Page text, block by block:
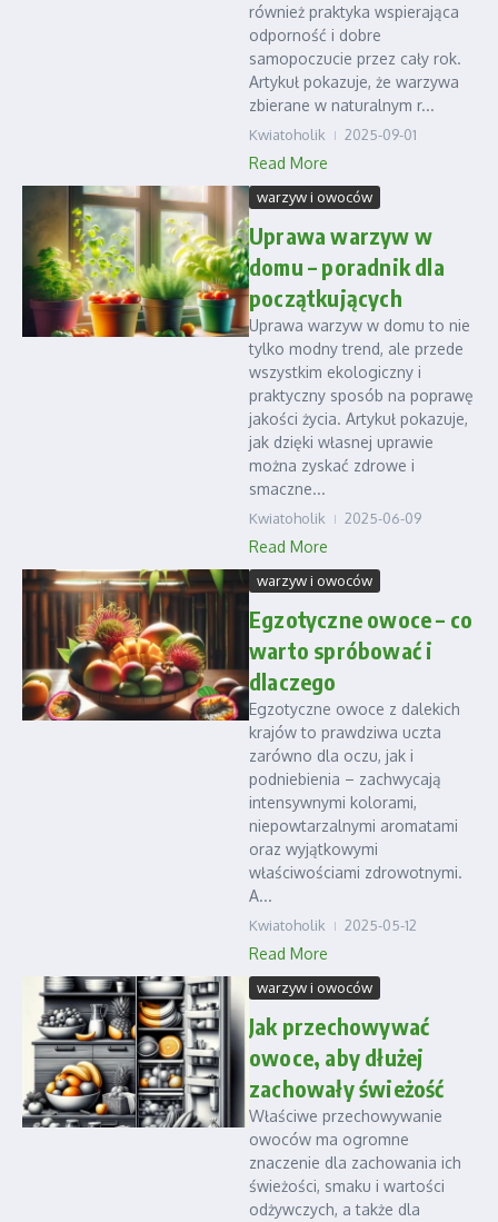
również praktyka wspierająca
odporność i dobre
samopoczucie przez cały rok.
Artykuł pokazuje, że warzywa
zbierane w naturalnym r...
Kwiatoholik 2025-09-01
Read More
warzyw i owoców
Uprawa warzyw w
domu – poradnik dla
początkujących
Uprawa warzyw w domu to nie
tylko modny trend, ale przede
wszystkim ekologiczny i
praktyczny sposób na poprawę
jakości życia. Artykuł pokazuje,
jak dzięki własnej uprawie
można zyskać zdrowe i
smaczne...
Kwiatoholik 2025-06-09
Read More
warzyw i owoców
Egzotyczne owoce – co
warto spróbować i
dlaczego
Egzotyczne owoce z dalekich
krajów to prawdziwa uczta
zarówno dla oczu, jak i
podniebienia – zachwycają
intensywnymi kolorami,
niepowtarzalnymi aromatami
oraz wyjątkowymi
właściwościami zdrowotnymi.
A...
Kwiatoholik 2025-05-12
Read More
warzyw i owoców
Jak przechowywać
owoce, aby dłużej
zachowały świeżość
Właściwe przechowywanie
owoców ma ogromne
znaczenie dla zachowania ich
świeżości, smaku i wartości
odżywczych, a także dla